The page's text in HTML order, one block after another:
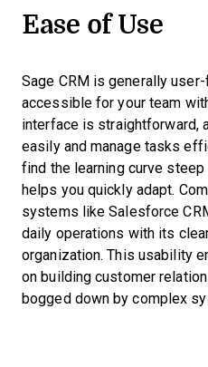
Ease of Use
Sage CRM is generally
accessible for your team
interface is straightforward,
easily and manage tasks
find the learning curve
helps you quickly adapt.
systems like Salesforce
daily operations with its
organization. This usability
on building customer
bogged down by complex